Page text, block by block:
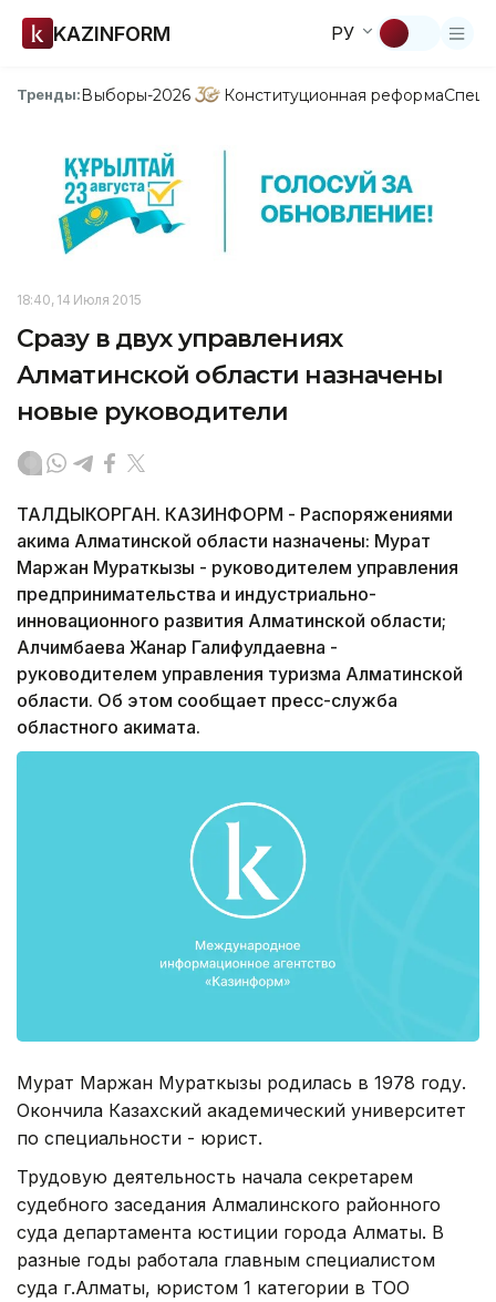
KAZINFORM РУ
Тренды:Выборы-2026 Конституционная реформа
18:40, 14 Июля 2015
Сразу в двух управлениях
Алматинской области назначены
новые руководители
ТАЛДЫКОРГАН. КАЗИНФОРМ - Распоряжениями
акима Алматинской области назначены: Мурат
Маржан Мураткызы - руководителем управления
предпринимательства и индустриально-
инновационного развития Алматинской области;
Алчимбаева Жанар Галифулдаевна -
руководителем управления туризма Алматинской
области. Об этом сообщает пресс-служба
областного акимата.
Мурат Маржан Мураткызы родилась в 1978 году.
Окончила Казахский академический университет
по специальности - юрист.
Трудовую деятельность начала секретарем
судебного заседания Алмалинского районного
суда департамента юстиции города Алматы. В
разные годы работала главным специалистом
суда г.Алматы, юристом 1 категории в ТОО